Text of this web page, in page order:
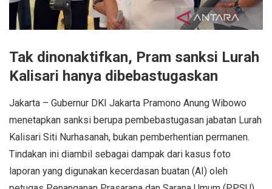
Tak dinonaktifkan, Pram sanksi Lurah
Kalisari hanya dibebastugaskan
Jakarta – Gubernur DKI Jakarta Pramono Anung Wibowo
menetapkan sanksi berupa pembebastugasan jabatan Lurah
Kalisari Siti Nurhasanah, bukan pemberhentian permanen.
Tindakan ini diambil sebagai dampak dari kasus foto
laporan yang digunakan kecerdasan buatan (AI) oleh